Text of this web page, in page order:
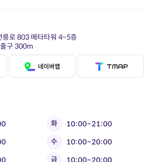
화
10:00~21:00
수
10:00~20:00
금 10:00~20:00
릉로 803 메타타워 4~5층
구 300m